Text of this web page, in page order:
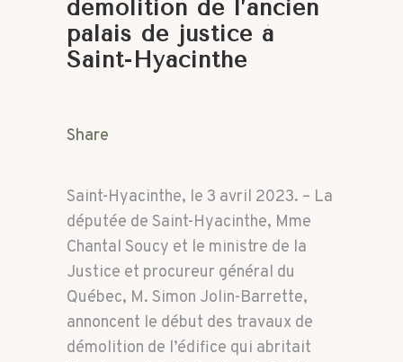
démolition de l’ancien
palais de justice à
Saint-Hyacinthe
Share
Saint-Hyacinthe, le 3 avril 2023. – La
députée de Saint-Hyacinthe, Mme
Chantal Soucy et le ministre de la
Justice et procureur général du
Québec, M. Simon Jolin-Barrette,
annoncent le début des travaux de
démolition de l’édifice qui abritait